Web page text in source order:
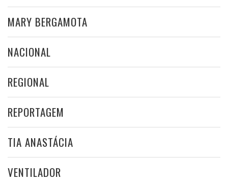
MARY BERGAMOTA
NACIONAL
REGIONAL
REPORTAGEM
TIA ANASTÁCIA
VENTILADOR